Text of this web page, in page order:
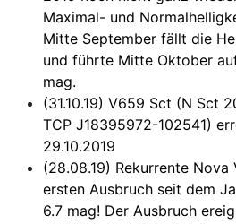
Maximal- und
Mitte September fällt die
und führte Mitte Oktober
mag.
(31.10.19) V659 Sct (N Sct
TCP J18395972-102541)
29.10.2019
(28.08.19) Rekurrente
ersten Ausbruch seit dem
6.7 mag! Der Ausbruch